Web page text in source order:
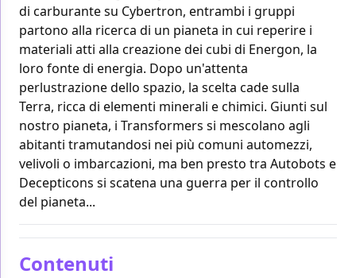
di carburante su Cybertron, entrambi i gruppi
partono alla ricerca di un pianeta in cui reperire i
materiali atti alla creazione dei cubi di Energon, la
loro fonte di energia. Dopo un'attenta
perlustrazione dello spazio, la scelta cade sulla
Terra, ricca di elementi minerali e chimici. Giunti sul
nostro pianeta, i Transformers si mescolano agli
abitanti tramutandosi nei più comuni automezzi,
velivoli o imbarcazioni, ma ben presto tra Autobots e
Decepticons si scatena una guerra per il controllo
del pianeta...
Contenuti